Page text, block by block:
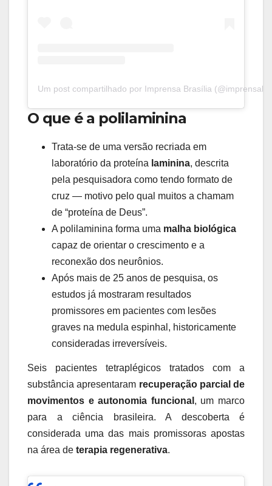
Um post compartilhado por Imprensa Brasília
O que é a polilaminina
Trata-se de uma versão recriada em
laboratório da proteína laminina, descrita
pela pesquisadora como tendo formato de
cruz — motivo pelo qual muitos a chamam
de “proteína de Deus”.
A polilaminina forma uma malha biológica
capaz de orientar o crescimento e a
reconexão dos neurônios.
Após mais de 25 anos de pesquisa, os
estudos já mostraram resultados
promissores em pacientes com lesões
graves na medula espinhal, historicamente
consideradas irreversíveis.
Seis pacientes tetraplégicos tratados com a
substância apresentaram recuperação parcial de
movimentos e autonomia funcional , um marco
para a ciência brasileira. A descoberta é
considerada uma das mais promissoras apostas
na área de terapia regenerativa.